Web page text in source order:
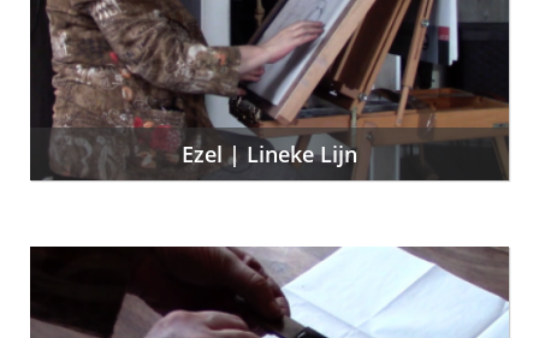
Ezel | Lineke Lijn